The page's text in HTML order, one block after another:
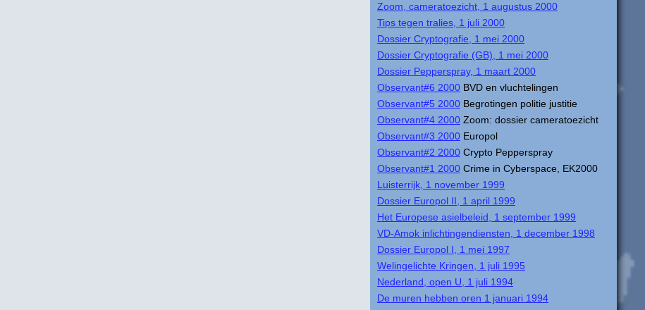
Zoom, cameratoezicht, 1 augustus 2000
Tips tegen tralies, 1 juli 2000
Dossier Cryptografie, 1 mei 2000
Dossier Cryptografie (GB), 1 mei 2000
Dossier Pepperspray, 1 maart 2000
Observant#6 2000 BVD en vluchtelingen
Observant#5 2000 Begrotingen politie justitie
Observant#4 2000 Zoom: dossier cameratoezicht
Observant#3 2000 Europol
Observant#2 2000 Crypto Pepperspray
Observant#1 2000 Crime in Cyberspace, EK2000
Luisterrijk, 1 november 1999
Dossier Europol II, 1 april 1999
Het Europese asielbeleid, 1 september 1999
VD-Amok inlichtingendiensten, 1 december 1998
Dossier Europol I, 1 mei 1997
Welingelichte Kringen, 1 juli 1995
Nederland, open U, 1 juli 1994
De muren hebben oren 1 januari 1994